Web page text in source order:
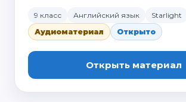
9 класс Английский язык
Starlight
Аудиоматериал
Открыто
Открыть материал